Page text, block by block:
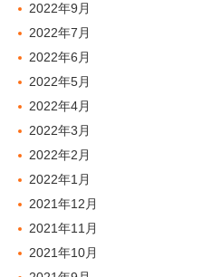
2022年9月
2022年7月
2022年6月
2022年5月
2022年4月
2022年3月
2022年2月
2022年1月
2021年12月
2021年11月
2021年10月